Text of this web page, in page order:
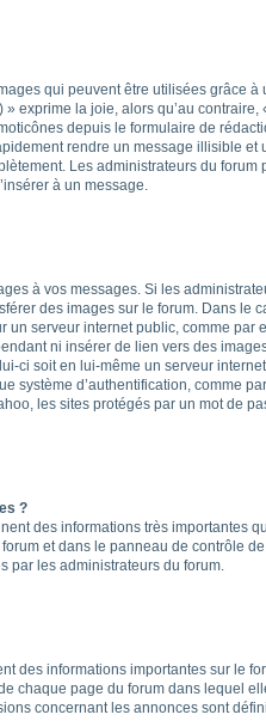
qui peuvent être utilisées grâce à
exprime la joie, alors qu’au
depuis le formulaire de
rendre un message illisible et
Les administrateurs du
à un message.
à vos messages. Si les
des images sur le forum. Dans le
un serveur internet public, comme par
ni insérer de lien vers des
ci soit en lui-même un serveur
système d’authentification, comme
les sites protégés par un mot de
?
des informations très importantes
et dans le panneau de contrôle
par les administrateurs du forum.
des informations importantes sur le
chaque page du forum dans lequel
concernant les annonces sont